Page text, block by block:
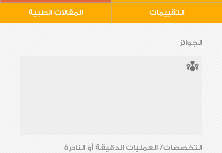
التقييمات المقالات الطبية
الجوائز
التخصصات/ العمليات الدقيقة أو النادرة